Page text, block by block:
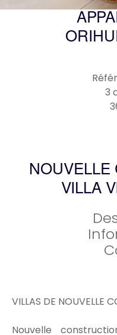
3
NOUVELLE
VILLA
VILLAS DE NOUVELLE
Nouvelle